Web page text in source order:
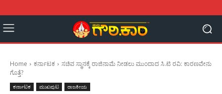
Home ಕರ್ನಾಟಕ
ಸಚಿವ ಸ್ಥಾನಕ್ಕೆ ರಾಜಿನಾಮೆ ನೀಡಲು ಮುಂದಾದ ಸಿ.ಟಿ ರವಿ: ಕಾರಣವೇನು
ಗೊತ್ತೆ?
ಕರ್ನಾಟಕ ಮುಖಪುಟ ರಾಜಕೀಯ